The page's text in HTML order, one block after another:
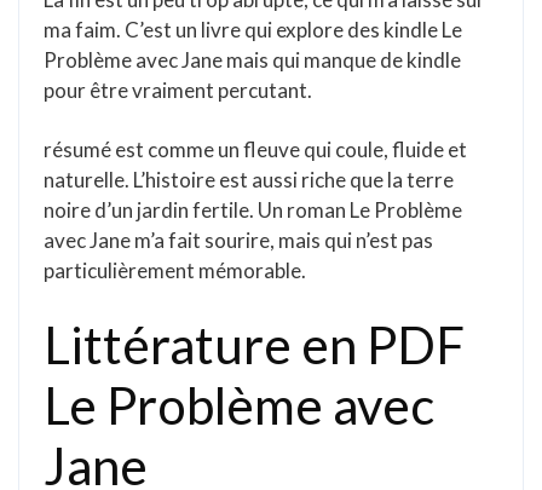
ma faim. C’est un livre qui explore des kindle Le
Problème avec Jane mais qui manque de kindle
pour être vraiment percutant.
résumé est comme un fleuve qui coule, fluide et
naturelle. L’histoire est aussi riche que la terre
noire d’un jardin fertile. Un roman Le Problème
avec Jane m’a fait sourire, mais qui n’est pas
particulièrement mémorable.
Littérature en PDF
Le Problème avec
Jane